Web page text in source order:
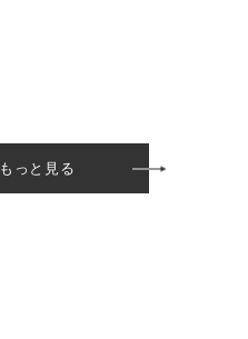
っと見る